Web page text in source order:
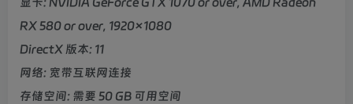
RX 580 or over, 1920×1080
DirectX 版本: 11
网络: 宽带互联网连接
存储空间: 需要 50 GB 可用空间